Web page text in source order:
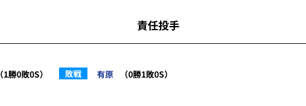
責任投手
（1勝0敗0S） 敗戦 有原 （0勝1敗0S）